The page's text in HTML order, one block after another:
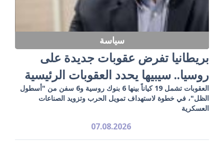
سياسة
بريطانيا تفرض عقوبات جديدة على
روسيا.. سيبيها يحدد العقوبات الرئيسية
العقوبات تشمل 19 كياناً بينها 6 بنوك روسية و6 سفن من "أسطول
الظل"، في خطوة لاستهداف تمويل الحرب وتزويد الصناعات
العسكرية
07.08.2026